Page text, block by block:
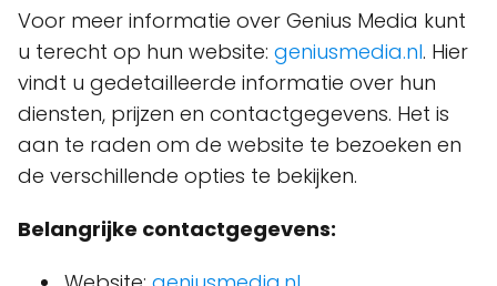
Voor meer informatie over Genius Media kunt
u terecht op hun website: geniusmedia.nl. Hier
vindt u gedetailleerde informatie over hun
diensten, prijzen en contactgegevens. Het is
aan te raden om de website te bezoeken en
de verschillende opties te bekijken.
Belangrijke contactgegevens: